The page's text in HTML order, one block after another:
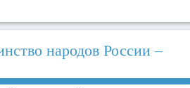
народов России –